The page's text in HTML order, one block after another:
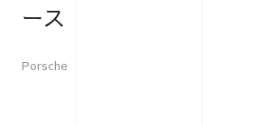
ース
Porsche